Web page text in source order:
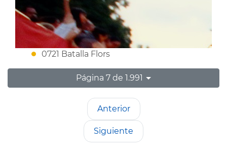
0721 Batalla Flors
Página 7 de 1.991
Anterior
Siguiente